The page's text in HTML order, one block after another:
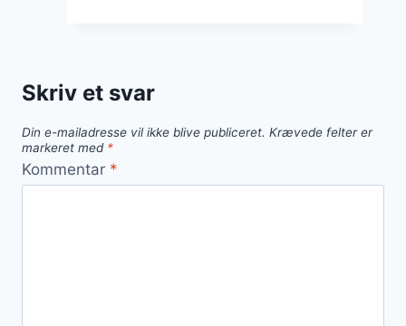
Skriv et svar
Din e-mailadresse vil ikke blive publiceret. Krævede felter er
markeret med *
Kommentar *